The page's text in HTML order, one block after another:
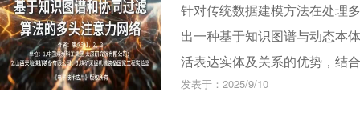
针对传统数据建模方法在处理
出一种基于知识图谱与动态本
活表达实体及关系的优势，结
性和关系自动映射等技术，将
发表于：2025/9/10